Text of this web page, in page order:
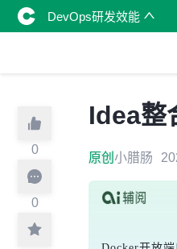
DevOps研发效能
0
0
Idea整
原创 小腊肠